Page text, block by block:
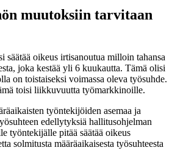
muutoksiin tarvitaan
oikeus irtisanoutua milloin tahansa
joka kestää yli 6 kuukautta. Tämä olisi
on toistaiseksi voimassa oleva työsuhde.
toisi liikkuvuutta työmarkkinoille.
työntekijöiden asemaa ja
edellytyksiä hallitusohjelman
työntekijälle pitää säätää oikeus
solmitusta määräaikaisesta työsuhteesta